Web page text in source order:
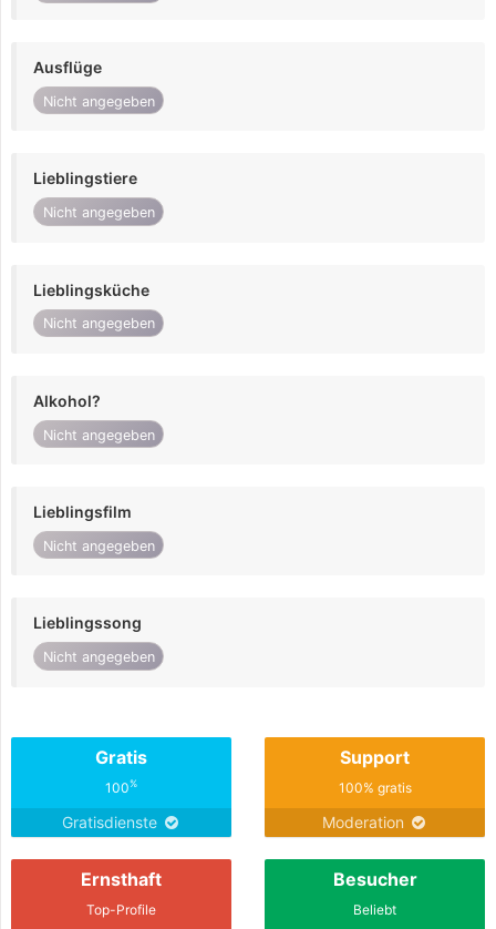
Ausflüge
Nicht angegeben
Lieblingstiere
Nicht angegeben
Lieblingsküche
Nicht angegeben
Alkohol?
Nicht angegeben
Lieblingsfilm
Nicht angegeben
Lieblingssong
Nicht angegeben
Gratis
100%
Gratisdienste
Support
100% gratis
Moderation
Ernsthaft
Top-Profile
Besucher
Beliebt